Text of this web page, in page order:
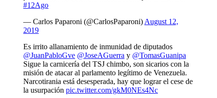
#12Ago
— Carlos Paparoni (@CarlosPaparoni) August 12,
2019
Es irrito allanamiento de inmunidad de diputados
@JuanPabloGve @JoseAGuerra y @TomasGuanipa
Sigue la carnicería del TSJ chimbo, son sicarios con la
misión de atacar al parlamento legítimo de Venezuela.
Narcotirania está desesperada, hay que lograr el cese de
la usurpación pic.twitter.com/gkM0NEs4Nc